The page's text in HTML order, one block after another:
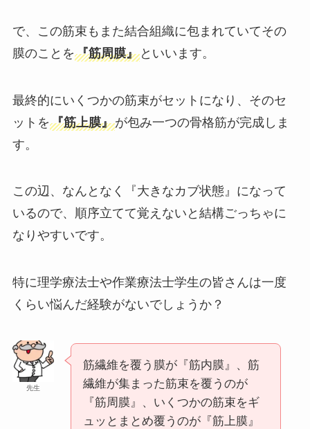
で、この筋束もまた結合組織に包まれていてその
膜のことを『筋周膜』といいます。
最終的にいくつかの筋束がセットになり、そのセ
ットを『筋上膜』が包み一つの骨格筋が完成しま
す。
この辺、なんとなく『大きなカブ状態』になって
いるので、順序立てて覚えないと結構ごっちゃに
なりやすいです。
特に理学療法士や作業療法士学生の皆さんは一度
くらい悩んだ経験がないでしょうか？
先生
筋繊維を覆う膜が『筋内膜』、筋
繊維が集まった筋束を覆うのが
『筋周膜』、いくつかの筋束をギ
ュッとまとめ覆うのが『筋上膜』